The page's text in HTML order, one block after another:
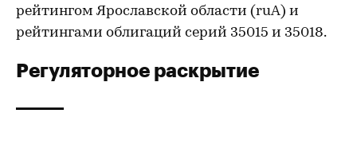
рейтингом Ярославской области (ruA) и
рейтингами облигаций серий 35015 и 35018.
Регуляторное раскрытие